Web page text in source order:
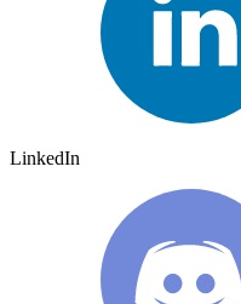
LinkedIn